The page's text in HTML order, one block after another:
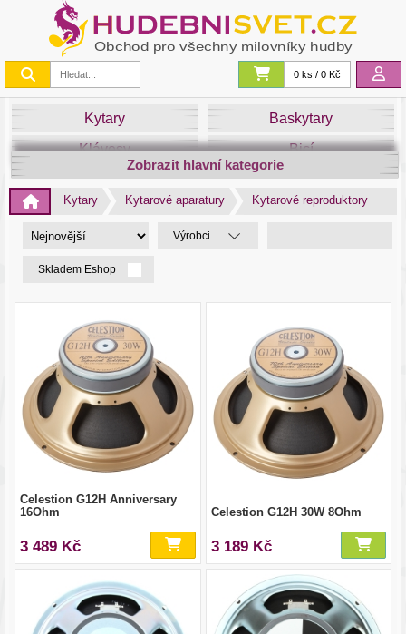
0 ks / 0 Kč
Kytary
Baskytary
Klávesy
Bicí
Smyčce
Dechy
Světla
Zvuk&Studio
Zobrazit hlavní kategorie
Kytary Kytarové aparatury Kytarové reproduktory
Výrobci
Skladem Eshop
Celestion G12H Anniversary
16Ohm
3 489 Kč
Celestion G12H 30W 8Ohm
3 189 Kč